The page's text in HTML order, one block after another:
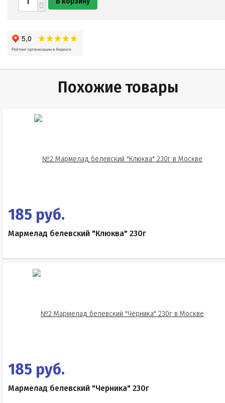
Похожие товары
185 руб.
Мармелад белевский "Клюква" 230г
185 руб.
Мармелад белевский "Черника" 230г